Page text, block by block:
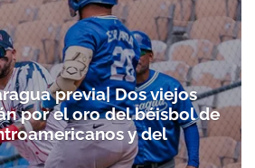
previa| Dos viejos
por el oro del béisbol de
y del